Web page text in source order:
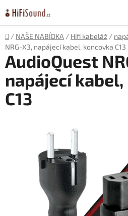
na
obsah
Domů
/ NAŠE NABÍDKA / Hifi kabeláž /
NRG-X3, napájecí kabel, koncovka C13
AudioQuest
napájecí
C13